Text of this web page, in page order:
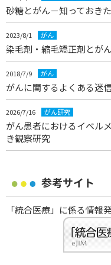
砂糖とがん－知っておき
2023/8/1 がん
染毛剤・縮毛矯正剤とが
2018/7/9 がん
がんに関するよくある迷
2026/7/16 がん研究
がん患者におけるイベル
き観察研究
参考サイト
「統合医療」に係る情報